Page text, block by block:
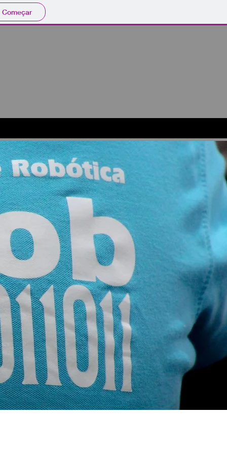
Começar